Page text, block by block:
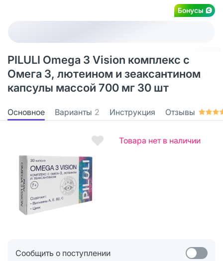
Бонусы
PILULI Omega 3 Vision комплекс с
Омега 3, лютеином и зеаксантином
капсулы массой 700 мг 30 шт
Основное Варианты 2 Инструкция Отзывы
Товара нет в наличии
Сообщить о поступлении